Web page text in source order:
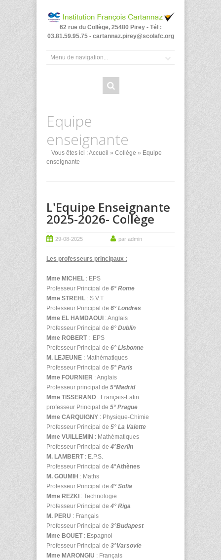
62 rue du Collège, 25480 Pirey - Tél :
03.81.59.95.75 - cartannaz.pirey@scolafc.org
Equipe
enseignante
Vous êtes ici :Accueil » Collège » Equipe
enseignante
L'Equipe Enseignante
2025-2026- Collège
29-08-2025 par admin
Les professeurs principaux :
Mme MICHEL : EPS
Professeur Principal de 6° Rome
Mme STREHL : S.V.T.
Professeur Principal de 6° Londres
Mme EL HAMDAOUI : Anglais
Professeur Principal de 6° Dublin
Mme ROBERT: EPS
Professeur Principal de 6° Lisbonne
M. LEJEUNE : Mathématiques
Professeur Principal de 5° Paris
Mme FOURNIER : Anglais
Professeur principal de 5°Madrid
Mme TISSERAND : Français-Latin
professeur Principal de 5° Prague
Mme CARQUIGNY : Physique-Chimie
Professeur Principal de 5° La Valette
Mme VUILLEMIN : Mathématiques
Professeur Principal de 4°Berlin
M. LAMBERT: E.P.S.
Professeur Principal de 4°Athènes
M. GOUMIH : Maths
Professeur Principal de 4° Sofia
Mme REZKI : Technologie
Professeur Principal de 4° Riga
M. PERU : Français
Professeur Principal de 3°Budapest
Mme BOUET: Espagnol
Professeur Principal de 3°Varsovie
Mme MARONGIU : Français